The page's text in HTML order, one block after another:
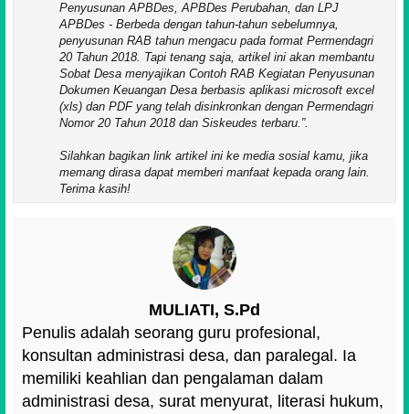
Penyusunan APBDes, APBDes Perubahan, dan LPJ
APBDes - Berbeda dengan tahun-tahun sebelumnya,
penyusunan RAB tahun mengacu pada format Permendagri
20 Tahun 2018. Tapi tenang saja, artikel ini akan membantu
Sobat Desa menyajikan Contoh RAB Kegiatan Penyusunan
Dokumen Keuangan Desa berbasis aplikasi microsoft excel
(xls) dan PDF yang telah disinkronkan dengan Permendagri
Nomor 20 Tahun 2018 dan Siskeudes terbaru. .
Silahkan bagikan link artikel ini ke media sosial kamu, jika
memang dirasa dapat memberi manfaat kepada orang lain.
Terima kasih!
MULIATI, S.Pd
Penulis adalah seorang guru profesional,
konsultan administrasi desa, dan paralegal. Ia
memiliki keahlian dan pengalaman dalam
administrasi desa, surat menyurat, literasi hukum,